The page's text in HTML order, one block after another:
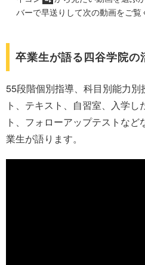
バーで早送りして次の動画をご覧
卒業生が語る四谷学院の
55段階個別指導、科目別能力
ト、テキスト、自習室、入学
ト、フォローアップテストな
業生が語ります。